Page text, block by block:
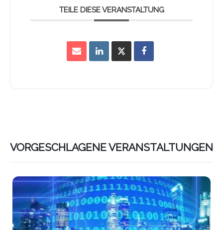
TEILE DIESE VERANSTALTUNG
VORGESCHLAGENE VERANSTALTUNGEN